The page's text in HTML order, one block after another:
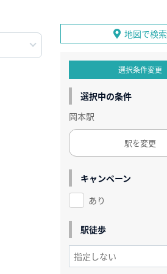
地図で検索
選択条件変更
選択中の条件
岡本駅
駅を変更
キャンペーン
あり
駅徒歩